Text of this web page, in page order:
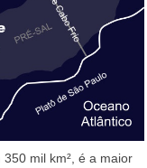
mil km², é a maior